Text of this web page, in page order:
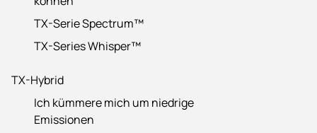
TX-Serie Spectrum™
TX-Series Whisper™
TX-Hybrid
Ich kümmere mich um niedrige
Emissionen